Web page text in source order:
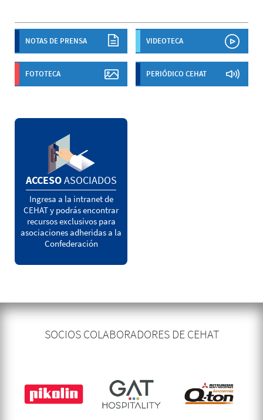
NOTAS DE PRENSA VIDEOTECA
FOTOTECA PERIÓDICO CEHAT
ACCESOASOCIADOS
Ingresa a la intranet de
CEHAT y podrás encontrar
recursos exclusivos para
asociaciones adheridas a la
Confederación
SOCIOS COLABORADORES DE CEHAT